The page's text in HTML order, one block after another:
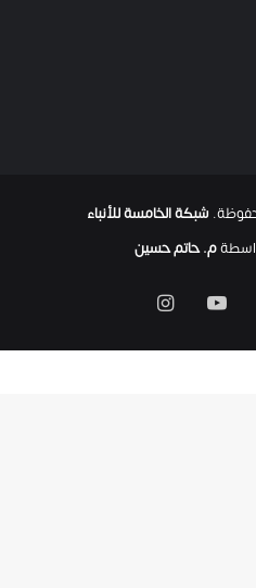
شبكة الخامسة للأنباء
م. حاتم حسين
‫YouTubeانستقرام